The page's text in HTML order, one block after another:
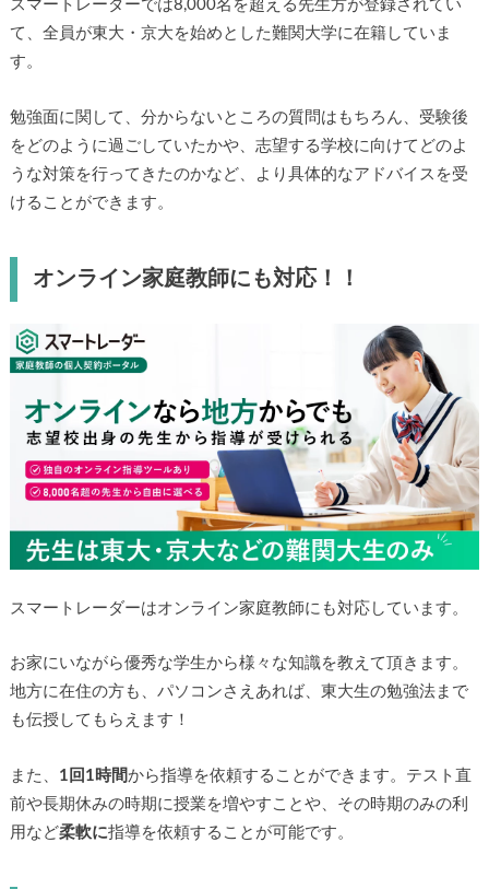
スマートレーダーでは8,000名を超える先生方が登録されてい
て、全員が東大・京大を始めとした難関大学に在籍していま
す。
勉強面に関して、分からないところの質問はもちろん、受験後
をどのように過ごしていたかや、志望する学校に向けてどのよ
うな対策を行ってきたのかなど、より具体的なアドバイスを受
けることができます。
オンライン家庭教師にも対応！！
スマートレーダーはオンライン家庭教師にも対応しています。
お家にいながら優秀な学生から様々な知識を教えて頂きます。
地方に在住の方も、パソコンさえあれば、東大生の勉強法まで
も伝授してもらえます！
また、 1回1時間から指導を依頼することができます。テスト直
前や長期休みの時期に授業を増やすことや、その時期のみの利
用など柔軟に指導を依頼することが可能です。